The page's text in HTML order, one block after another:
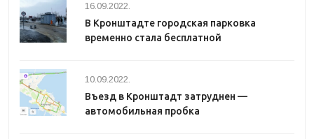
16.09.2022.
В Кронштадте городская парковка
временно стала бесплатной
10.09.2022.
Въезд в Кронштадт затруднен —
автомобильная пробка